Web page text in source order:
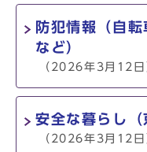
防犯情報（自
など）
（2026年3月12日
安全な暮らし（
（2026年3月12日